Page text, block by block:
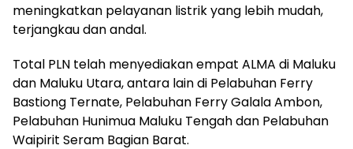
meningkatkan pelayanan listrik yang lebih mudah,
terjangkau dan andal.
Total PLN telah menyediakan empat ALMA di Maluku
dan Maluku Utara, antara lain di Pelabuhan Ferry
Bastiong Ternate, Pelabuhan Ferry Galala Ambon,
Pelabuhan Hunimua Maluku Tengah dan Pelabuhan
Waipirit Seram Bagian Barat.